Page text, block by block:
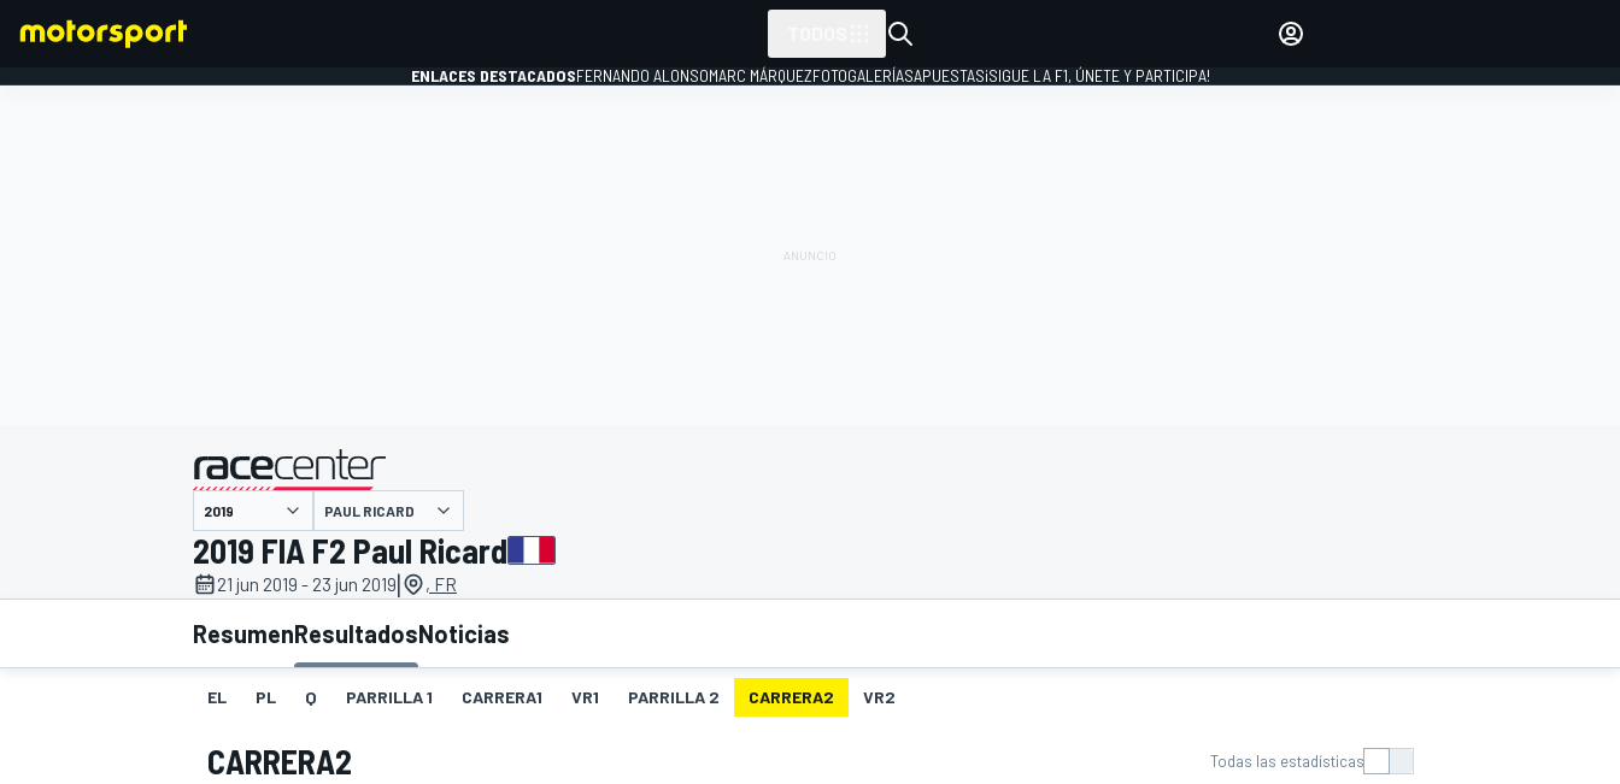
INDYCAR WRC
ENLACES DESTACADOSFERNANDO ALONSOMARC MÁRQUEZFOTOGALERÍASAPUESTAS¡SIGUE LA F1, ÚNETE Y PARTICIPA!
presentado por
PAUL RICARD
2019 FIA F2 Paul Ricard
21 jun 2019 - 23 jun 2019| , FR
ResumenResultadosNoticias
EL PL Q PARRILLA 1 CARRERA1 VR1 PARRILLA 2 CARRERA2 VR2
CARRERA2 Todas las estadísticas